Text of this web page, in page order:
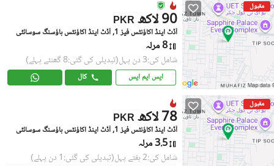
مقبول
PKR 90 لاکھ
آڈٹ اینڈ اکاؤنٹس فیز 1, آڈٹ اینڈ اکاؤنٹس ہاؤسنگ سوسائٹی
8 مرلہ
شامل کی:3 دن پہل (تبدیلی کی گئی:8 گھنٹے پہلے)
ایس ایم ایس کال
مقبول
PKR 78 لاکھ
آڈٹ اینڈ اکاؤنٹس فیز 1, آڈٹ اینڈ اکاؤنٹس ہاؤسنگ سوسائٹی
3.5 مرلہ
شامل کی:2 ہفتے پہل (تبدیلی کی گئی:1 دن پہلے)